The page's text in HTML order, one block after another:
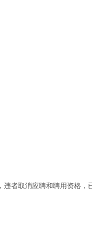
者取消应聘和聘用资格，